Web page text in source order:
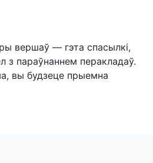
вершаў — гэта спасылкі,
з параўнаннем перакладаў.
вы будзеце прыемна